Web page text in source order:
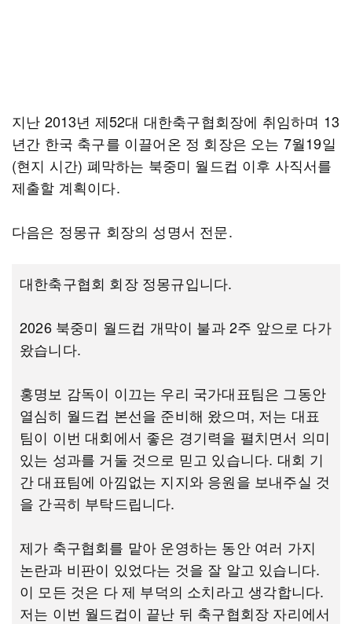
지난 2013년 제52대 대한축구협회장에 취임하며 13
년간 한국 축구를 이끌어온 정 회장은 오는 7월19일
(현지 시간) 폐막하는 북중미 월드컵 이후 사직서를
제출할 계획이다.
다음은 정몽규 회장의 성명서 전문.
대한축구협회 회장 정몽규입니다.
2026 북중미 월드컵 개막이 불과 2주 앞으로 다가
왔습니다.
홍명보 감독이 이끄는 우리 국가대표팀은 그동안
열심히 월드컵 본선을 준비해 왔으며, 저는 대표
팀이 이번 대회에서 좋은 경기력을 펼치면서 의미
있는 성과를 거둘 것으로 믿고 있습니다. 대회 기
간 대표팀에 아낌없는 지지와 응원을 보내주실 것
을 간곡히 부탁드립니다.
제가 축구협회를 맡아 운영하는 동안 여러 가지
논란과 비판이 있었다는 것을 잘 알고 있습니다.
이 모든 것은 다 제 부덕의 소치라고 생각합니다.
저는 이번 월드컵이 끝난 뒤 축구협회장 자리에서